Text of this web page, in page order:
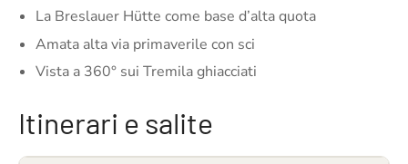
La Breslauer Hütte come base d’alta quota
Amata alta via primaverile con sci
Vista a 360° sui Tremila ghiacciati
Itinerari e salite